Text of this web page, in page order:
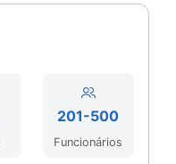
201-500
Funcionários